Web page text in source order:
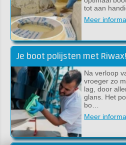
tot aan
Meer
Je boot polijsten met Riwax!
Na verloop
vroeger zo
lag, door
glans. Het
bo…
Meer